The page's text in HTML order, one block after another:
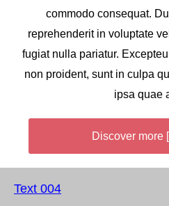
commodo consequat.
reprehenderit in voluptate
fugiat nulla pariatur.
non proident, sunt in culpa
ipsa quae
Discover more
Text 004